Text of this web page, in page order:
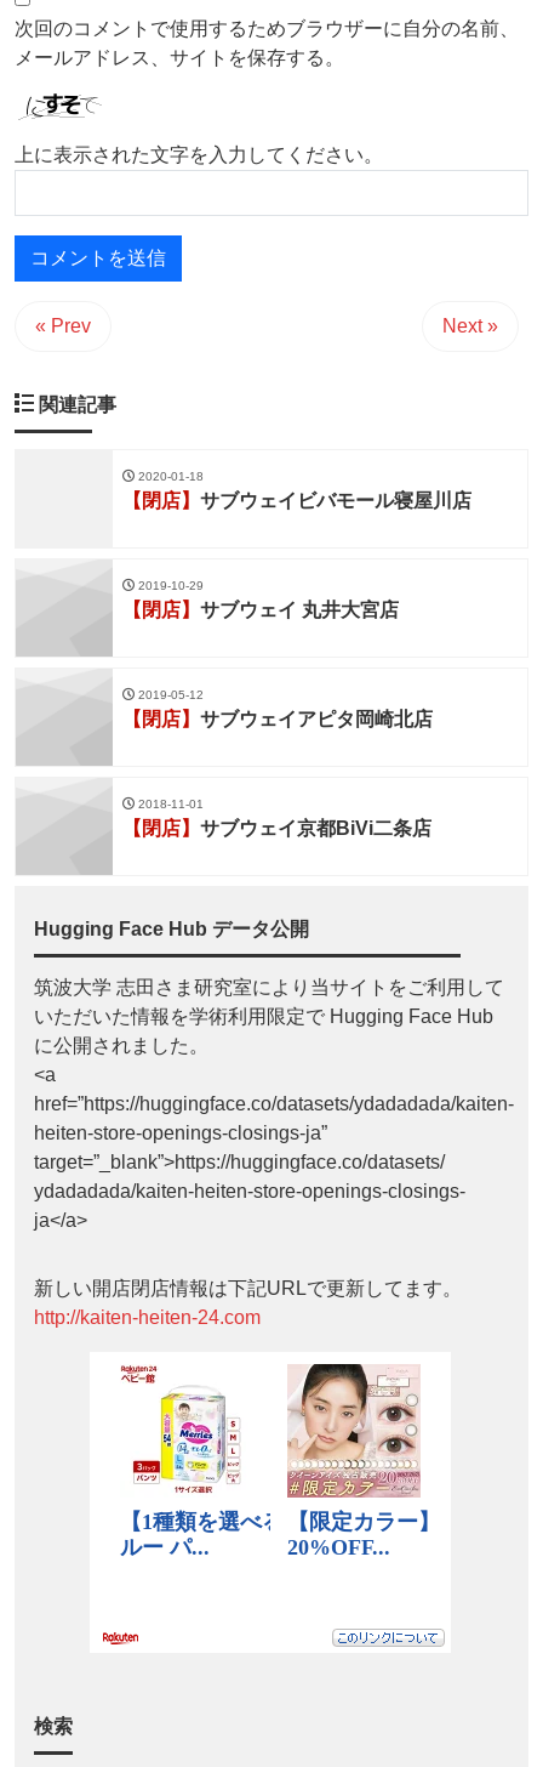
次回のコメントで使用するためブラウザーに自分の名前、
メールアドレス、サイトを保存する。
上に表示された文字を入力してください。
« Prev Next »
関連記事
2020-01-18
【閉店】 サブウェイビバモール寝屋川店
2019-10-29
【閉店】 サブウェイ 丸井大宮店
2019-05-12
【閉店】 サブウェイアピタ岡崎北店
2018-11-01
【閉店】 サブウェイ京都BiVi二条店
Hugging Face Hub データ公開
筑波大学 志田さま研究室により当サイトをご利用して
いただいた情報を学術利用限定で Hugging Face Hub
に公開されました。
<a
href=”https://huggingface.co/datasets/ydadadada/kaiten-
heiten-store-openings-closings-ja”
target=”_blank”>https://huggingface.co/datasets/
ydadadada/kaiten-heiten-store-openings-closings-
ja</a>
新しい開店閉店情報は下記URLで更新してます。
http://kaiten-heiten-24.com
検索